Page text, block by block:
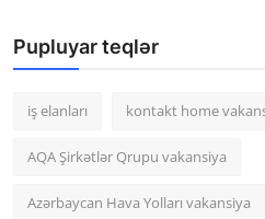
Pupluyar teqlər
iş elanları kontakt home
AQA Şirkətlər Qrupu vakansiya
Azərbaycan Hava Yolları vakansiya